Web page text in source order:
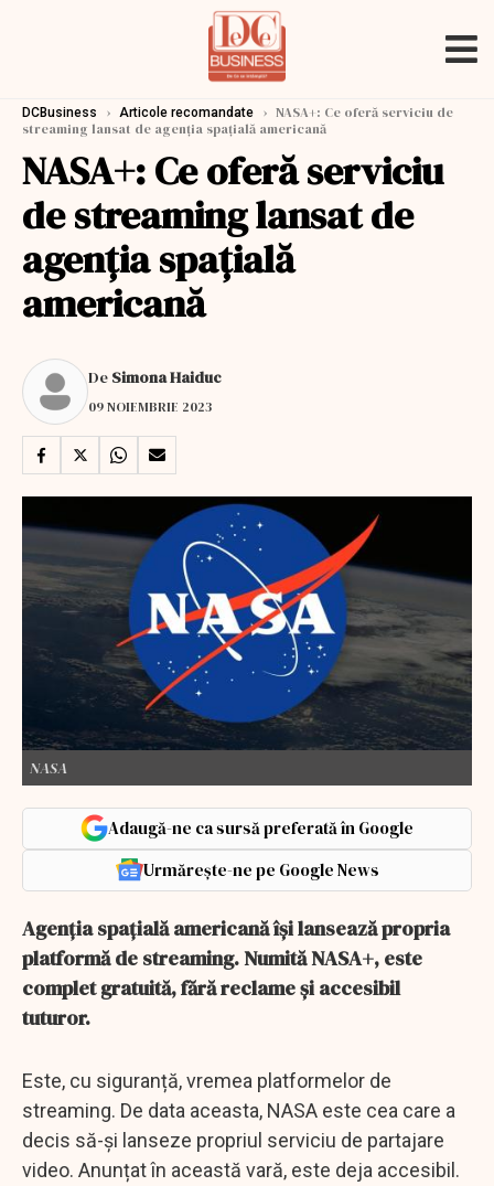
DCBusiness › Articole recomandate › NASA+: Ce oferă serviciu de
streaming lansat de agenția spațială americană
NASA+: Ce oferă serviciu
de streaming lansat de
agenția spațială
americană
De Simona Haiduc
09 NOIEMBRIE 2023
NASA
Adaugă-ne ca sursă preferată în Google
Urmărește-ne pe Google News
Agenția spațială americană își lansează propria
platformă de streaming. Numită NASA+, este
complet gratuită, fără reclame și accesibil
tuturor.
Este, cu siguranță, vremea platformelor de
streaming. De data aceasta, NASA este cea care a
decis să-și lanseze propriul serviciu de partajare
video. Anunțat în această vară, este deja accesibil.